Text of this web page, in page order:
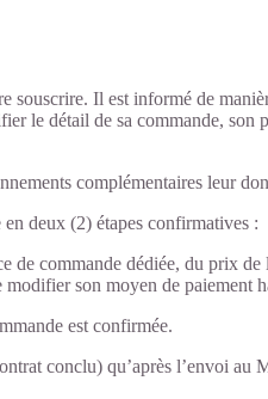
Il est informé de
le détail de sa commande,
complémentaires leur
deux (2) étapes confirmatives :
de commande dédiée, du prix
modifier son moyen de paiement
est confirmée.
conclu) qu’après l’envoi